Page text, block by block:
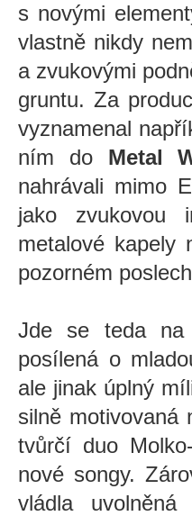
s novými
vlastně nikdy
a zvukovými
gruntu. Za
vyznamenal
ním do Metal
nahrávali mimo
jako zvukovou
metalové kapely
pozorném
Jde se teda na
posílená o
ale jinak úplný
silně motivovaná
tvůrčí duo
nové songy.
vládla